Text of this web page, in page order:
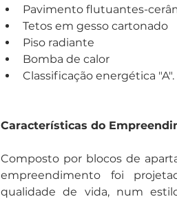
Pavimento flutuantes-
Tetos em gesso cartonado
Piso radiante
Bomba de calor
Classificação energética "A".
Características do
Composto por blocos de
empreendimento foi
qualidade de vida, num